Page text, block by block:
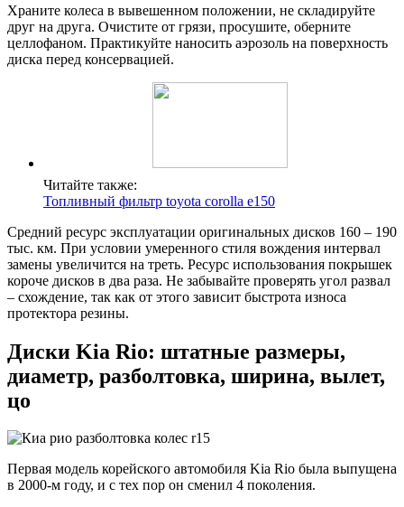
Храните колеса в вывешенном положении, не складируйте
друг на друга. Очистите от грязи, просушите, оберните
целлофаном. Практикуйте наносить аэрозоль на поверхность
диска перед консервацией.
Читайте также:
Топливный фильтр toyota corolla e150
Средний ресурс эксплуатации оригинальных дисков 160 – 190
тыс. км. При условии умеренного стиля вождения интервал
замены увеличится на треть. Ресурс использования покрышек
короче дисков в два раза. Не забывайте проверять угол развал
– схождение, так как от этого зависит быстрота износа
протектора резины.
Диски Kia Rio: штатные размеры,
диаметр, разболтовка, ширина, вылет,
цо
Первая модель корейского автомобиля Kia Rio была выпущена
в 2000-м году, и с тех пор он сменил 4 поколения.